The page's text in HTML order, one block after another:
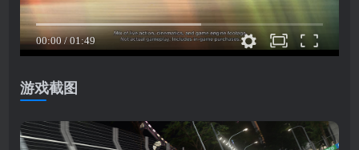
游戏截图